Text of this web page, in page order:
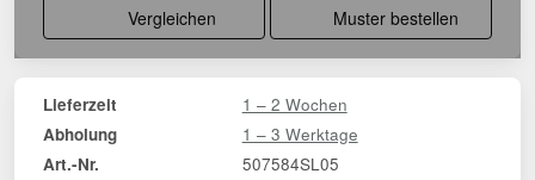
Vergleichen Muster bestellen
Lieferzeit 1 – 2 Wochen
Abholung 1 – 3 Werktage
Art.-Nr. 507584SL05